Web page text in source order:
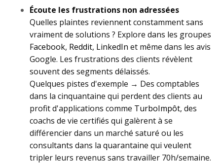
Écoute les frustrations non adressées
Quelles plaintes reviennent constamment sans
vraiment de solutions ? Explore dans les groupes
Facebook, Reddit, LinkedIn et même dans les avis
Google. Les frustrations des clients révèlent
souvent des segments délaissés.
Quelques pistes d'exemple → Des comptables
dans la cinquantaine qui perdent des clients au
profit d'applications comme TurboImpôt, des
coachs de vie certifiés qui galèrent à se
différencier dans un marché saturé ou les
consultants dans la quarantaine qui veulent
tripler leurs revenus sans travailler 70h/semaine.